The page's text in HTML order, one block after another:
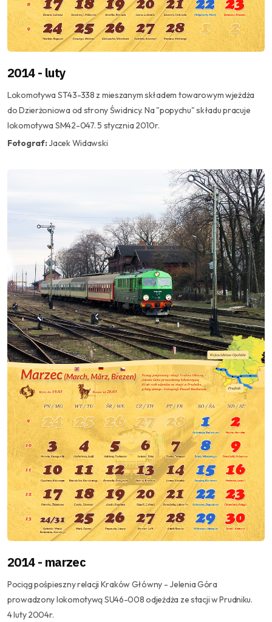
2014 - luty
Lokomotywa ST43-338 z mieszanym składem towarowym wjeżdża
do Dzierżoniowa od strony Świdnicy. Na "popychu" składu pracuje
lokomotywa SM42-047. 5 stycznia 2010r.
Fotograf:Jacek Widawski
2014 - marzec
Pociąg pośpieszny relacji Kraków Główny - Jelenia Góra
prowadzony lokomotywą SU46-008 odjeżdża ze stacji w Prudniku.
4 luty 2004r.